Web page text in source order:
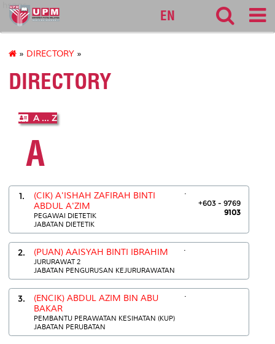
hsaas
EN
» DIRECTORY »
DIRECTORY
A ... Z
A
1.
(CIK) A'ISHAH ZAFIRAH BINTI
ABDUL A'ZIM
PEGAWAI DIETETIK
JABATAN DIETETIK
.
+603 - 9769
9103
2. (PUAN) AAISYAH BINTI IBRAHIM
JURURAWAT 2
JABATAN PENGURUSAN KEJURURAWATAN
.
3.
(ENCIK) ABDUL AZIM BIN ABU
BAKAR
PEMBANTU PERAWATAN KESIHATAN (KUP)
JABATAN PERUBATAN
.